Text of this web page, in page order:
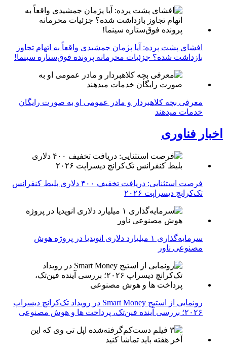
افشای پشت پرده: آیا پژمان جمشیدی واقعاً به اتهام تجاوز
بازداشت شده؟ جزئیات محرمانه پرونده فوق‌ستاره سینما!
معرفی بچه کلاهبردار و مادر عمومی او به صورت رایگان
خدمات میدهند
اخبار فناوری
فرصت استثنایی: دریافت تخفیف ۴۰۰ دلاری بلیط کنفرانس
تک‌کرانچ دیسراپت ۲۰۲۶
سرمایه‌گذاری ۱ میلیارد دلاری انویدیا در پروژه هوش
مصنوعی ناور
رونمایی از استیج Smart Money در رویداد تک‌کرانچ دیسراپ
۲۰۲۶؛ بررسی آینده فین‌تک، پرداخت‌ ها و هوش مصنوعی